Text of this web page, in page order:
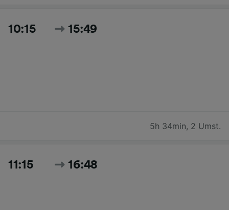
10:15 15:49
5h 34min, 2 Umst.
11:15 16:48